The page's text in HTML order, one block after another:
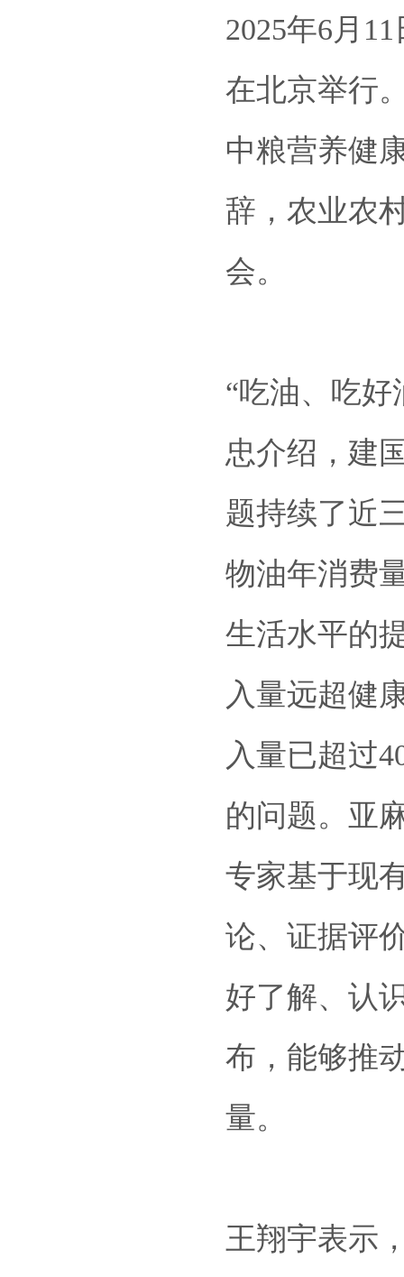
2025年6月
在北京举行
中粮营养健
辞，农业农
会。
“吃油、吃
忠介绍，建
题持续了近
物油年消费
生活水平的
入量远超健
入量已超过
的问题。亚
专家基于现
论、证据评
好了解、认
布，能够推
量。
王翔宇表示